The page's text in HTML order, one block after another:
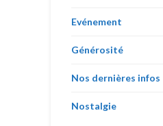
Evénement
Générosité
Nos dernières infos
Nostalgie